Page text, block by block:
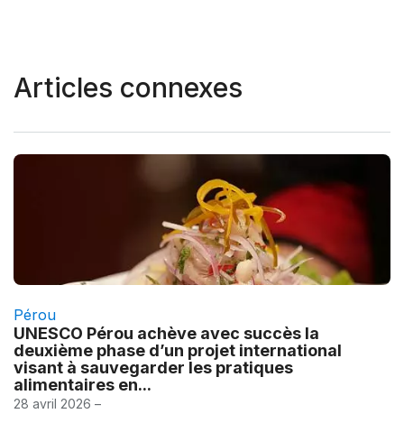
Articles connexes
Pérou
UNESCO Pérou achève avec succès la
deuxième phase d’un projet international
visant à sauvegarder les pratiques
alimentaires en...
28 avril 2026 –